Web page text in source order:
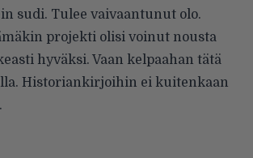
sudi. Tulee vaivaantunut olo.
projekti olisi voinut nousta
hyväksi. Vaan kelpaahan tätä
Historiankirjoihin ei kuitenkaan